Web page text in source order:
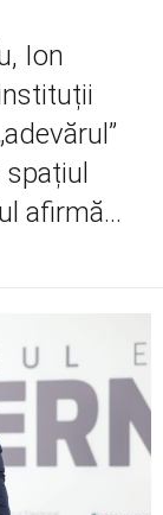
Ion
afirmă...